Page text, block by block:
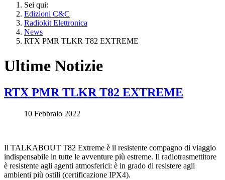
Sei qui:
Edizioni C&C
Radiokit Elettronica
News
RTX PMR TLKR T82 EXTREME
Ultime Notizie
RTX PMR TLKR T82 EXTREME
10 Febbraio 2022
Il TALKABOUT T82 Extreme è il resistente compagno di viaggio
indispensabile in tutte le avventure più estreme. Il radiotrasmettitore
è resistente agli agenti atmosferici: è in grado di resistere agli
ambienti più ostili (certificazione IPX4).